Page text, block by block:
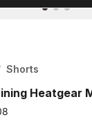
Shorts
Heatgear